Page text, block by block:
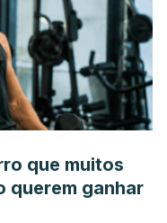
65-70. Recuperado en
scielo.php?
fisioterapéutico en el
que muitos
querem ganhar